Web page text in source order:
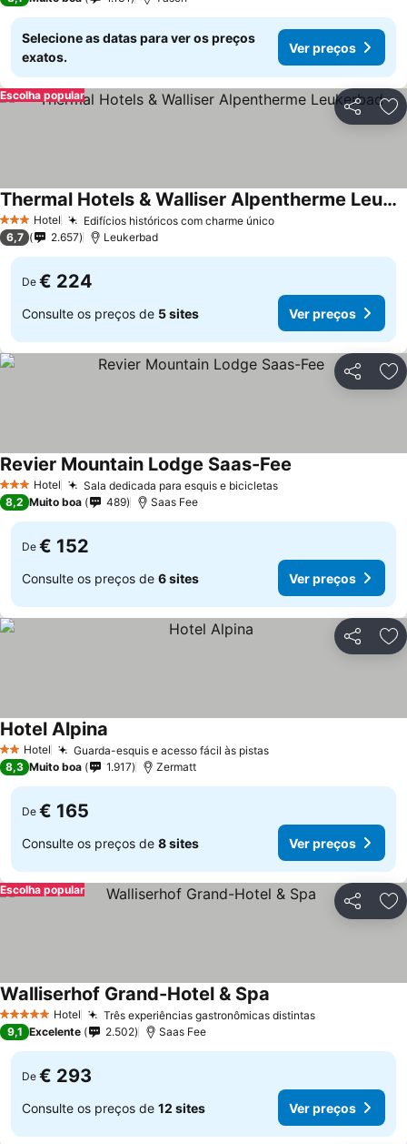
Selecione as datas para ver os preços
exatos.
Ver preços
Partilhar
Escolha popular
3 EstrelasHotel Edifícios históricos com charme único
Thermal Hotels & Walliser Alpentherme Leukerbad
6,7 2.657 Leukerbad
De € 224
Consulte os preços de 5 sites Ver preços
Partilhar
3 EstrelasHotel Sala dedicada para esquis e bicicletas
Revier Mountain Lodge Saas-Fee
8,2 Muito boa 489 Saas Fee
De € 152
Consulte os preços de 6 sites Ver preços
Partilhar
2 Estrelas
Hotel Guarda-esquis e acesso fácil às pistas
Hotel Alpina
8,3 Muito boa 1.917 Zermatt
De € 165
Consulte os preços de 8 sites Ver preços
Partilhar
Escolha popular
5 Estrelas Hotel Três experiências gastronômicas distintas
Walliserhof Grand-Hotel & Spa
9,1 Excelente 2.502 Saas Fee
De € 293
Consulte os preços de 12 sites Ver preços